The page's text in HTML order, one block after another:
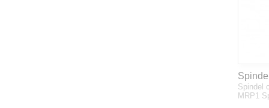
ID en
Spindel
MRP1